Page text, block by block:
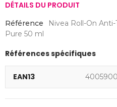
DÉTAILS DU PRODUIT
Référence
Nivea Roll-On
Pure 50 ml
Références spécifiques
EAN13